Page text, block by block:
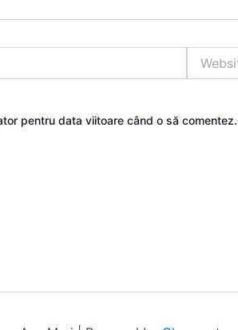
pentru data viitoare când o să comentez.